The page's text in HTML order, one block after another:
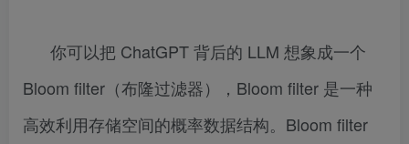
你可以把 ChatGPT 背后的 LLM 想象成一个
Bloom filter（布隆过滤器），Bloom filter 是一种
高效利用存储空间的概率数据结构。Bloom filter